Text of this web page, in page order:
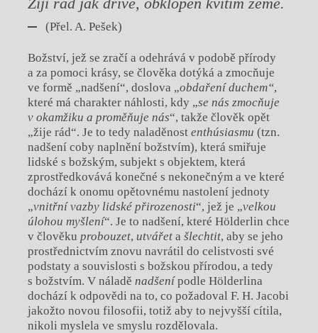
(Přel. A. Pešek)
Božství, jež se zračí a odehrává v podobě přírody
a za pomoci krásy, se člověka dotýká a zmocňuje
ve formě „nadšení“, doslova „obdaření duchem“,
které má charakter náhlosti, kdy „se nás zmocňuje
v okamžiku a proměňuje nás“, takže člověk opět
„žije rád“. Je to tedy naladěnost enthúsiasmu (tzn.
nadšení coby naplnění božstvím), která smiřuje
lidské s božským, subjekt s objektem, která
zprostředkovává konečné s nekonečným a ve které
dochází k onomu opětovnému nastolení jednoty
„vnitřní vazby lidské přirozenosti“, jež je „velkou
úlohou myšlení“. Je to nadšení, které Hölderlin chce
v člověku probouzet, utvářeta šlechtit, aby se jeho
prostřednictvím znovu navrátil do celistvosti své
podstaty a souvislosti s božskou přírodou, a tedy
s božstvím. V náladě nadšenípodle Hölderlina
dochází k odpovědi na to, co požadoval F. H. Jacobi
jakožto novou filosofii, totiž aby to nejvyšší cítila,
nikoli myslela ve smyslu rozdělovala.